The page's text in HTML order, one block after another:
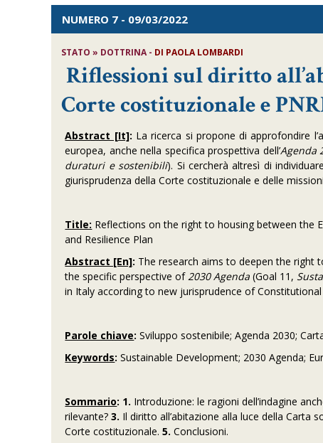
NUMERO 7 - 09/03/2022
STATO » DOTTRINA - DI PAOLA LOMBARDI
Riflessioni sul diritto
Corte costituzionale e
Abstract [It]: La ricerca si propone di approfondire
europea, anche nella specifica prospettiva dell’Agenda
duraturi e sostenibili). Si cercherà altresì di
giurisprudenza della Corte costituzionale e delle
Title: Reflections on the right to housing between the
and Resilience Plan
Abstract [En]: The research aims to deepen the right
the specific perspective of2030 Agenda (Goal 11,
in Italy according to new jurisprudence of
Parole chiave:Sviluppo sostenibile; Agenda 2030;
Keywords:Sustainable Development; 2030 Agenda;
Sommario: 1. Introduzione: le ragioni dell’indagine
rilevante?3. Il diritto all’abitazione alla luce della Carta
Corte costituzionale.5. Conclusioni.